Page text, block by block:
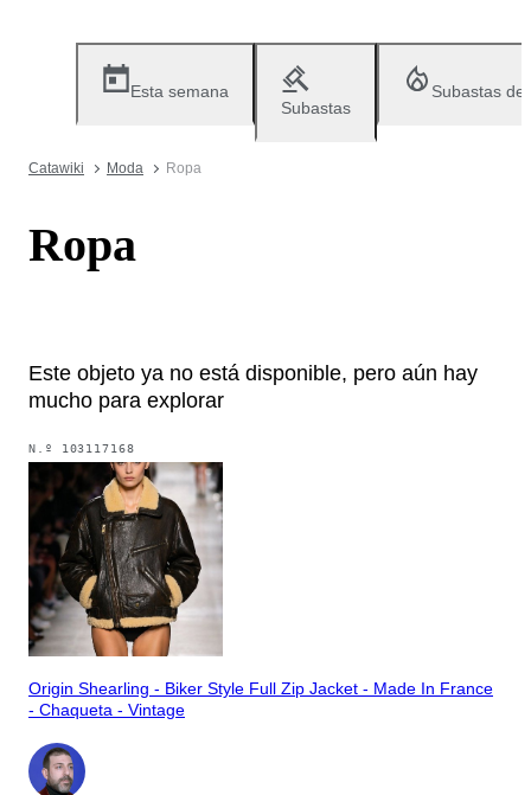
Esta semana
Subastas
Subastas
Catawiki Moda Ropa
Ropa
Este objeto ya no está disponible, pero aún hay
mucho para explorar
N.º 103117168
Origin Shearling - Biker Style Full Zip Jacket - Made In France
- Chaqueta - Vintage